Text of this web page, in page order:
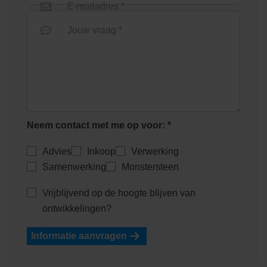
E-mailadres *
Jouw vraag *
Neem contact met me op voor: *
Advies Inkoop
Verwerking
Samenwerking
Monstersteen
Vrijblijvend op de hoogte blijven van
ontwikkelingen?
Informatie aanvragen